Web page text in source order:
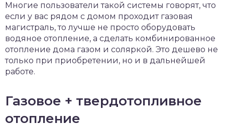
Многие пользователи такой системы говорят, что
если у вас рядом с домом проходит газовая
магистраль, то лучше не просто оборудовать
водяное отопление, а сделать комбинированное
отопление дома газом и соляркой. Это дешево не
только при приобретении, но и в дальнейшей
работе.
Газовое + твердотопливное
отопление